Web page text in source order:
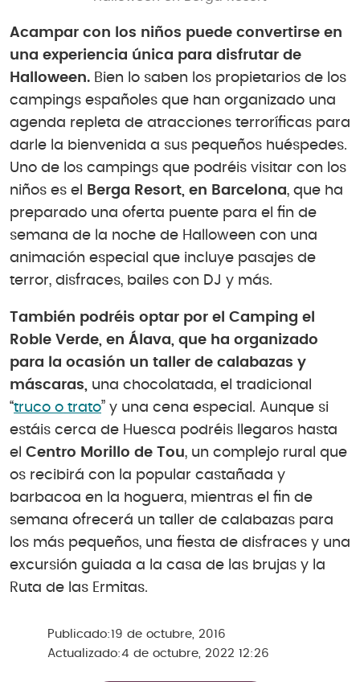
Acampar con los niños puede convertirse en
una experiencia única para disfrutar de
Halloween. Bien lo saben los propietarios de los
campings españoles que han organizado una
agenda repleta de atracciones terroríficas para
darle la bienvenida a sus pequeños huéspedes.
Uno de los campings que podréis visitar con los
niños es el
Berga Resort, en Barcelona, que ha
preparado una oferta puente para el fin de
semana de la noche de Halloween con una
animación especial que incluye pasajes de
terror, disfraces, bailes con DJ y más.
También podréis optar por el Camping el
Roble Verde, en Álava, que ha organizado
para la ocasión un taller de calabazas y
máscaras, una chocolatada, el tradicional
“truco o trato” y una cena especial. Aunque si
estáis cerca de Huesca podréis llegaros hasta
el Centro Morillo de Tou, un complejo rural que
os recibirá con la popular castañada y
barbacoa en la hoguera, mientras el fin de
semana ofrecerá un taller de calabazas para
los más pequeños, una fiesta de disfraces y una
excursión guiada a la casa de las brujas y la
Ruta de las Ermitas.
Publicado:19 de octubre, 2016
Actualizado:4 de octubre, 2022 12:26